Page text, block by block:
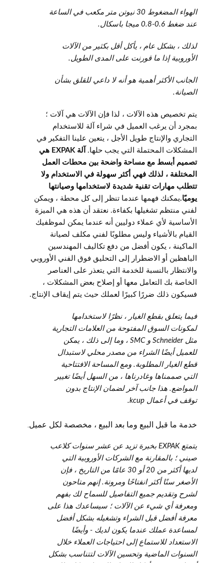
الهواء المضغوط 30 نيوتن متر مكعب في الساعة
عند ضغط 0.6-0.8 ميجا باسكال.
لذلك ، بشكل عام ، يأكل أقل بكثير من الآلات
الأوروبية إذا ما قورنت على المدى الطويل.
الجانب الأكثر أهمية هو أنه لا داعي للقلق بشأن
الصيانة.
يتم تخصيص هذه الآلات ، لذا فإن الآلات هي آلات ؛
بمجرد أن يرغب العميل في شراء آلة للاستخدام
التجاري والإنتاج طويل الأجل ، يتعين علينا التفكير في
المشكلات المحتملة التي يجب حلها.
آلة EXPAK هي
تصميم أبسط مع مساحة واضحة بين محطات العمل
المختلفة ، لذلك فهي أكثر سهولة في الاستخدام ولا
تتطلب مهارات تقنية شديدة لاستخدامها وصيانتها
يوميًا.يمكنك فهمها عندما تنظر إلى كل محطة ، ويمكن
لفني منتظم تشغيلها بكفاءة. نعتقد أن هذه هي الميزة
الأساسية لأي عملاء دوليين أنه عندما يمكن لموظفيك
القيام بالأشياء وليس مطلوبًا لفني مكلف لصيانة
الماكينة ، يكون أفضل من دفع تكاليف المهندسين
الباهظين أو الاضطرار إلى التحليق فوق الفني الأوروبي
والانتظار بالنسبة للخدمة التي يتعذر على العناصر
الخاصة بك التعامل معها أو إصلاح بعض المشكلات ،
فسيكون ذلك ضررًا كبيرًا لعملك حيث يتم إيقاف الإنتاج.
فيما يتعلق بقطع الغيار ، نظرًا لاستخدامها
لمكونات السوق المفتوحة من العلامات التجارية
مثل Schneider و SMC ، وما إلى ذلك ، يمكن
للعميل أيضًا الشراء من مصدر محلي لاستبدال
قطع الغيار المطلوبة. ومع المساحة الافتتاحية
التي صممناها وغادرناها ، من السهل أيضًا تغيير
المواضع. هذا جانب آخر لضمان الإنتاج بدون
توقف في أعمال kcup.
خدمة ما قبل البيع وما بعد البيع ، مخصصة لكل عميل.
يتمتع EXPAK بخبرة تزيد عن عشر سنوات كلاعب
صيني ؛ بالمقارنة مع الشركات الأوروبية التي
لديها أكثر من 20 أو 30 عامًا من التاريخ ، فإن
الأصغر سنًا أكثر انفتاحًا ومرونة. إنهم متاحون
لشرح وتقديم جميع التفاصيل للسماح لك بفهم
ومعرفة أي شيء عن الآلات ؛ سيساعدك هذا على
معرفة أفضل قبل الشراء وتشغيله بشكل أفضل
لمساعدة عملك عندما يكون لديك - وأيضًا
الاستعداد للاستماع إلى احتياجات العملاء خلال
السنوات الماضية وتحسين الآلات لتتناسب بشكل